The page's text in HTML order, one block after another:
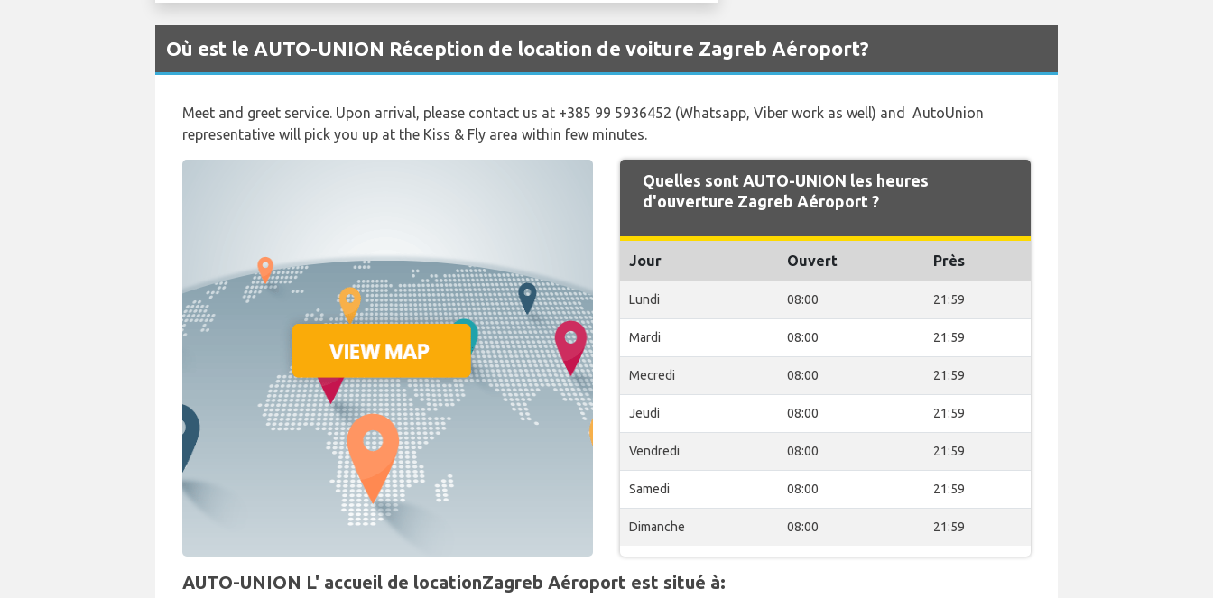
Où est le AUTO-UNION Réception de location de voiture Zagreb Aéroport?
Meet and greet service. Upon arrival, please contact us at +385 99 5936452 (Whatsapp, Viber work as well) and AutoUnion
representative will pick you up at the Kiss & Fly area within few minutes.
Quelles sont AUTO-UNION les heures
d'ouverture Zagreb Aéroport ?
Jour Ouvert Près
Lundi 08:00 21:59
Mardi 08:00 21:59
Mecredi 08:00 21:59
Jeudi 08:00 21:59
Vendredi 08:00 21:59
Samedi 08:00 21:59
Dimanche 08:00 21:59
AUTO-UNION L' accueil de locationZagreb Aéroport est situé à: